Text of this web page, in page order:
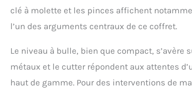
clé à molette et les pinces affichent
l’un des arguments centraux de ce coffret.
Le niveau à bulle, bien que compact,
métaux et le cutter répondent aux attentes
haut de gamme. Pour des interventions de